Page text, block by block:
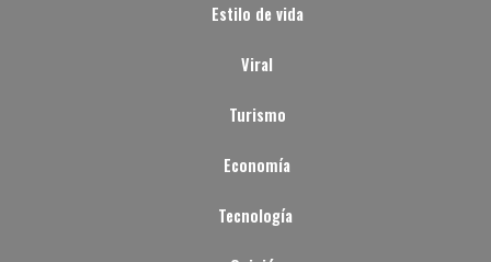
Estilo de vida
Viral
Turismo
Economía
Tecnología